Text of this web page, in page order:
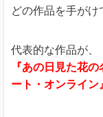
どの作品を手がけ
代表的な作品が、
『あの日見た花
ート・オンライン